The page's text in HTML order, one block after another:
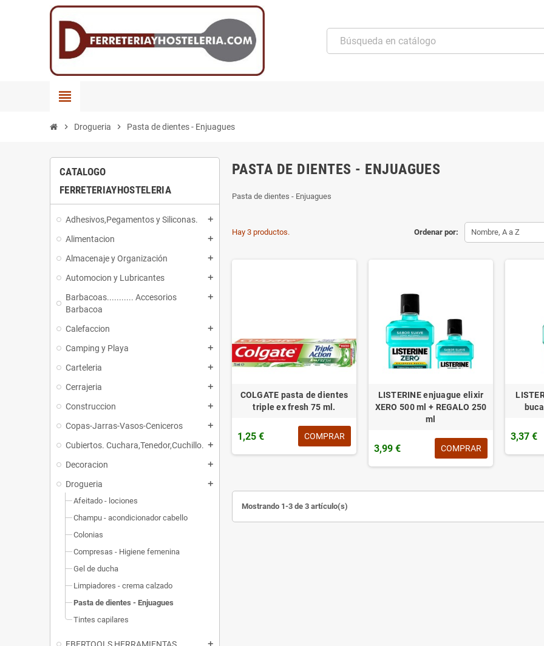
view_headline
chevron_right Drogueria chevron_right Pasta de dientes - Enjuagues
CATALOGO
FERRETERIAYHOSTELERIA
Adhesivos,Pegamentos y Siliconas. add
Alimentacion add
Almacenaje y Organización add
Automocion y Lubricantes add
Barbacoas........... Accesorios
Barbacoa
add
Calefaccion add
Camping y Playa add
Carteleria add
Cerrajeria add
Construccion add
Copas-Jarras-Vasos-Ceniceros add
Cubiertos. Cuchara,Tenedor,Cuchillo. add
Decoracion add
Drogueria add
Afeitado - lociones
Champu - acondicionador cabello
Colonias
Compresas - Higiene femenina
Gel de ducha
Limpiadores - crema calzado
Pasta de dientes - Enjuagues
Tintes capilares
add
PASTA DE DIENTES - ENJUAGUES
Pasta de dientes - Enjuagues
Ordenar por: Nombre, A a Z
Hay 3 productos.
COLGATE pasta de dientes
triple ex fresh 75 ml.
1,25 € COMPRAR
LISTERINE enjuague elixir
XERO 500 ml + REGALO 250
ml
3,99 € COMPRAR
3,37 €
Mostrando 1-3 de 3 artículo(s)